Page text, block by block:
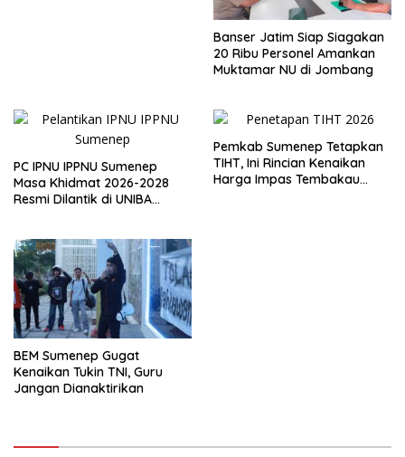
Banser Jatim Siap Siagakan
20 Ribu Personel Amankan
Muktamar NU di Jombang
PC IPNU IPPNU Sumenep
Masa Khidmat 2026-2028
Resmi Dilantik di UNIBA
Pemkab Sumenep Tetapkan
TIHT, Ini Rincian Kenaikan
Harga Impas Tembakau
BEM Sumenep Gugat
Kenaikan Tukin TNI, Guru
Jangan Dianaktirikan